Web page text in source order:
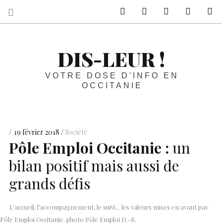
DIS-LEUR !
VOTRE DOSE D'INFO EN
OCCITANIE
19 février 2018 Société
Pôle Emploi Occitanie : un
bilan positif mais aussi de
grands défis
L'accueil, l'accompagnement, le suivi... les valeurs mises en avant par
Pôle Emploi Occitanie. photo Pôle Emploi D.-R.